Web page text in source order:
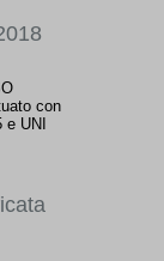
con
UNI